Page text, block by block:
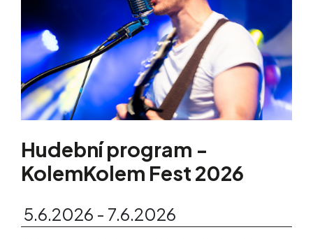
Hudební program -
KolemKolem Fest 2026
5.6.2026 - 7.6.2026